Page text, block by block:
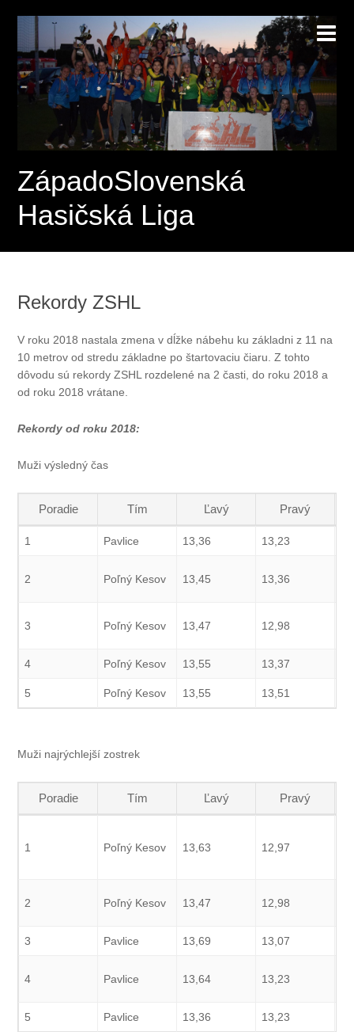
ZápadoSlovenská
Hasičská Liga
Rekordy ZSHL
V roku 2018 nastala zmena v dĺžke nábehu ku základni z 11 na
10 metrov od stredu základne po štartovaciu čiaru. Z tohto
dôvodu sú rekordy ZSHL rozdelené na 2 časti, do roku 2018 a
od roku 2018 vrátane.
Rekordy od roku 2018:
Muži výsledný čas
Poradie Tím Ľavý Pravý
1 Pavlice 13,36 13,23
2 Poľný Kesov 13,45 13,36
3 Poľný Kesov 13,47 12,98
4 Poľný Kesov 13,55 13,37
5 Poľný Kesov 13,55 13,51
Muži najrýchlejší zostrek
Poradie Tím Ľavý Pravý
1 Poľný Kesov 13,63 12,97
2 Poľný Kesov 13,47 12,98
3 Pavlice 13,69 13,07
4 Pavlice 13,64 13,23
5 Pavlice 13,36 13,23